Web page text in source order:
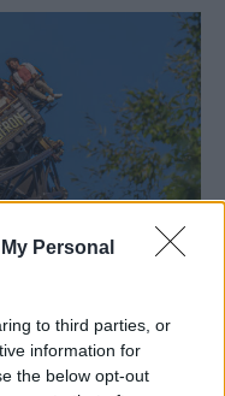
Personal
to third parties, or
information for
the below opt-out
– der
neu